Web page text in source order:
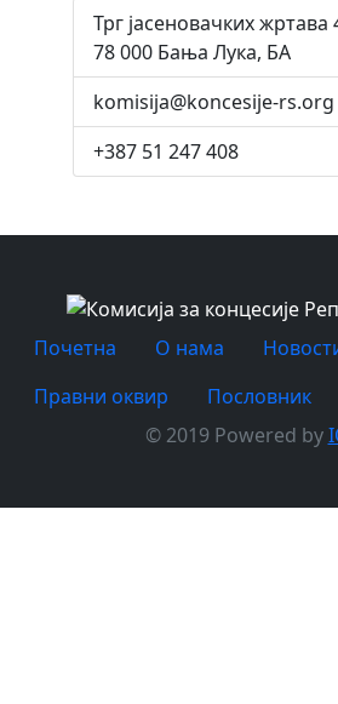
Трг јасеновачких жртава
78 000 Бања Лука, БА
komisija@koncesije-rs.org
+387 51 247 408
Почетна O нама
Правни оквир
Пословник
© 2019 Powered by